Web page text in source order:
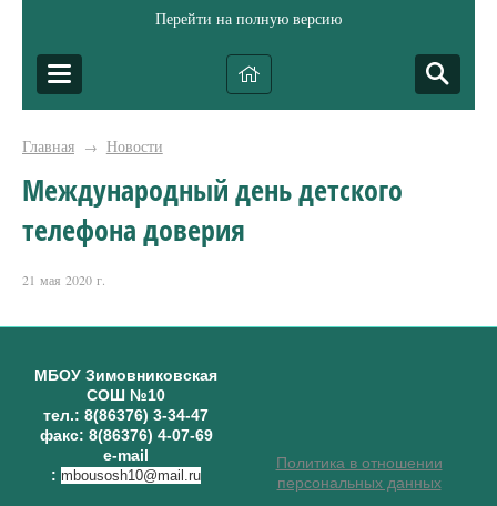
Перейти на полную версию
Главная → Новости
Международный день детского
телефона доверия
21 мая 2020 г.
МБОУ Зимовниковская
СОШ №10
тел.: 8(86376) 3-34-47
факс: 8(86376) 4-07-69
e-mail
: mbousosh10@mail.ru
Политика в отношении
персональных данных